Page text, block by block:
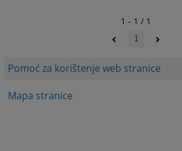
Pomoć za korištenje web stranice
Mapa stranice
1 - 1 / 1
1